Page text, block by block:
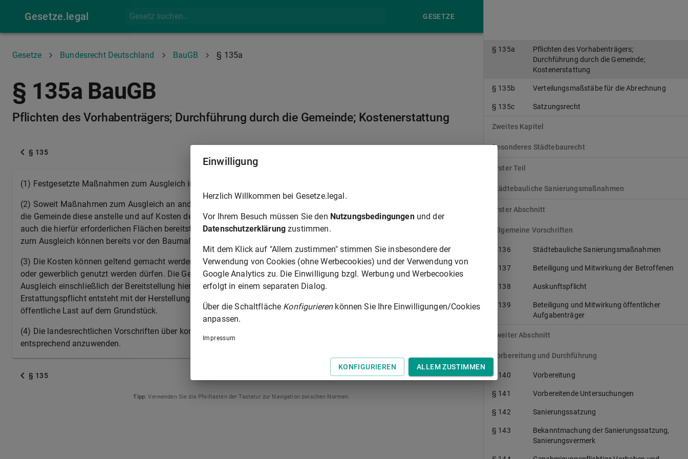
Gesetze.legal GESETZE
Gesetze Bundesrecht Deutschland BauGB § 135a
§ 135a BauGB
Pflichten des Vorhabenträgers; Durchführung durch die Gemeinde; Kostenerstattung
§ 135
(1) Festgesetzte Maßnahmen zum Ausgleich im Sinne des
(2) Soweit Maßnahmen zum Ausgleich an anderer Stelle den Grundstücken nach
die Gemeinde diese anstelle und auf Kosten der Vorhabenträger oder der Eigentümer der Grundstücke durchführen und
auch die hierfür erforderlichen Flächen bereitstellen, sofern dies nicht auf andere Weise gesichert ist. Die Maßnahmen
zum Ausgleich können bereits vor den Baumaßnahmen und der Zuordnung durchgeführt werden.
(3) Die Kosten können geltend gemacht werden, sobald die Grundstücke, auf denen Eingriffe zu erwarten sind, baulich
oder gewerblich genutzt werden dürfen. Die Gemeinde erhebt zur Deckung ihres Aufwands für Maßnahmen zum
Ausgleich einschließlich der Bereitstellung hierfür erforderlicher Flächen einen Kostenerstattungsbetrag. Die
Erstattungspflicht entsteht mit der Herstellung der Maßnahmen zum Ausgleich durch die Gemeinde. Der Betrag ruht als
öffentliche Last auf dem Grundstück.
(4) Die landesrechtlichen Vorschriften über kommunale Beiträge einschließlich der Billigkeitsregelungen sind
entsprechend anzuwenden.
§ 135 § 135B
Tipp: Verwenden Sie die Pfeiltasten der Tastatur zur Navigation zwischen Normen.
§ 135a
Pflichten des Vorhabenträgers;
Durchführung durch die Gemeinde;
Kostenerstattung
§ 135b Verteilungsmaßstäbe für die Abrechnung
§ 135c Satzungsrecht
Zweites Kapitel
Besonderes Städtebaurecht
Erster Teil
Städtebauliche Sanierungsmaßnahmen
Erster Abschnitt
Allgemeine Vorschriften
§ 136 Städtebauliche Sanierungsmaßnahmen
§ 137 Beteiligung und Mitwirkung der Betroffenen
§ 138 Auskunftspflicht
§ 139
Beteiligung und Mitwirkung öffentlicher
Aufgabenträger
Zweiter Abschnitt
Vorbereitung und Durchführung
§ 140 Vorbereitung
§ 141 Vorbereitende Untersuchungen
§ 142 Sanierungssatzung
§ 143
Bekanntmachung der Sanierungssatzung,
Sanierungsvermerk
Einwilligung
Herzlich Willkommen bei Gesetze.legal.
Vor Ihrem Besuch müssen Sie den Nutzungsbedingungenund der
Datenschutzerklärung zustimmen.
Mit dem Klick auf "Allem zustimmen" stimmen Sie insbesondere der
Verwendung von Cookies (ohne Werbecookies) und der Verwendung von
Google Analytics zu. Die Einwilligung bzgl. Werbung und Werbecookies
erfolgt in einem separaten Dialog.
Über die Schaltfläche Konfigurierenkönnen Sie Ihre Einwilligungen/Cookies
anpassen.
Impressum
KONFIGURIEREN ALLEM ZUSTIMMEN